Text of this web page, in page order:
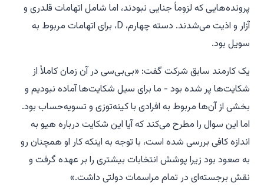
پرونده‌هایی که لزوماً جنایی نبودند، اما شامل اتهامات قلدری و
آزار و اذیت می‌شدند. دسته چهارم، D، برای اتهامات مربوط به
سویل بود.
یک کارمند سابق شرکت گفت: «بی‌بی‌سی در آن زمان کاملاً از
شکایت‌ها پر شده بود - ما برای سیل شکایت‌ها آماده نبودیم و
بخشی از آن‌ها مربوط به افرادی با کینه‌توزی و تسویه‌حساب بود.
اما این سوال را مطرح می‌کند که آیا این شکایت درباره هیو به
اندازه کافی بررسی شده است، با توجه به اینکه کار او همچنان رو
به صعود بود زیرا پوشش انتخابات بیشتری را بر عهده گرفت و
نقش برجسته‌ای در تمام مراسمات دولتی داشت.»